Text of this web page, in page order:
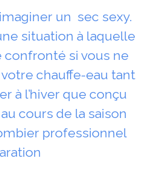
un sec sexy.
situation à laquelle
si vous ne
chauffe-eau tant
à l’hiver que conçu
cours de la saison
professionnel